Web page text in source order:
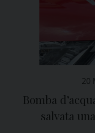
20
Bomba
salvata